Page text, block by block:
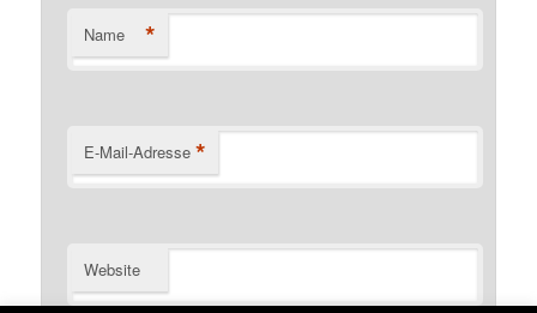
Name *
E-Mail-Adresse *
Website